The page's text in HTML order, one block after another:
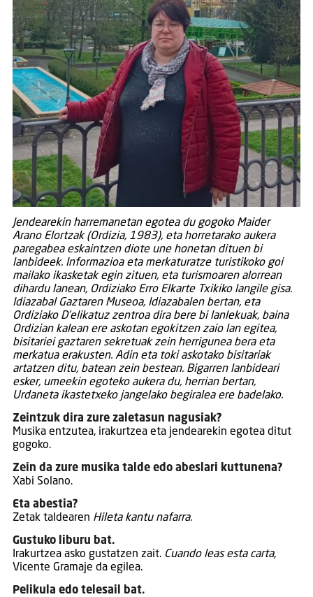
Jendearekin harremanetan egotea du gogoko Maider
Arano Elortzak (Ordizia, 1983), eta horretarako aukera
paregabea eskaintzen diote une honetan dituen bi
lanbideek. Informazioa eta merkaturatze turistikoko goi
mailako ikasketak egin zituen, eta turismoaren alorrean
dihardu lanean, Ordiziako Erro Elkarte Txikiko langile gisa.
Idiazabal Gaztaren Museoa, Idiazabalen bertan, eta
Ordiziako D’elikatuz zentroa dira bere bi lanlekuak, baina
Ordizian kalean ere askotan egokitzen zaio lan egitea,
bisitariei gaztaren sekretuak zein herrigunea bera eta
merkatua erakusten. Adin eta toki askotako bisitariak
artatzen ditu, batean zein bestean. Bigarren lanbideari
esker, umeekin egoteko aukera du, herrian bertan,
Urdaneta ikastetxeko jangelako begiralea ere badelako.
Zeintzuk dira zure zaletasun nagusiak?
Musika entzutea, irakurtzea eta jendearekin egotea ditut
gogoko.
Zein da zure musika talde edo abeslari kuttunena?
Xabi Solano.
Eta abestia?
Zetak taldearen Hileta kantu nafarra.
Gustuko liburu bat.
Irakurtzea asko gustatzen zait. Cuando leas esta carta,
Vicente Gramaje da egilea.
Pelikula edo telesail bat.